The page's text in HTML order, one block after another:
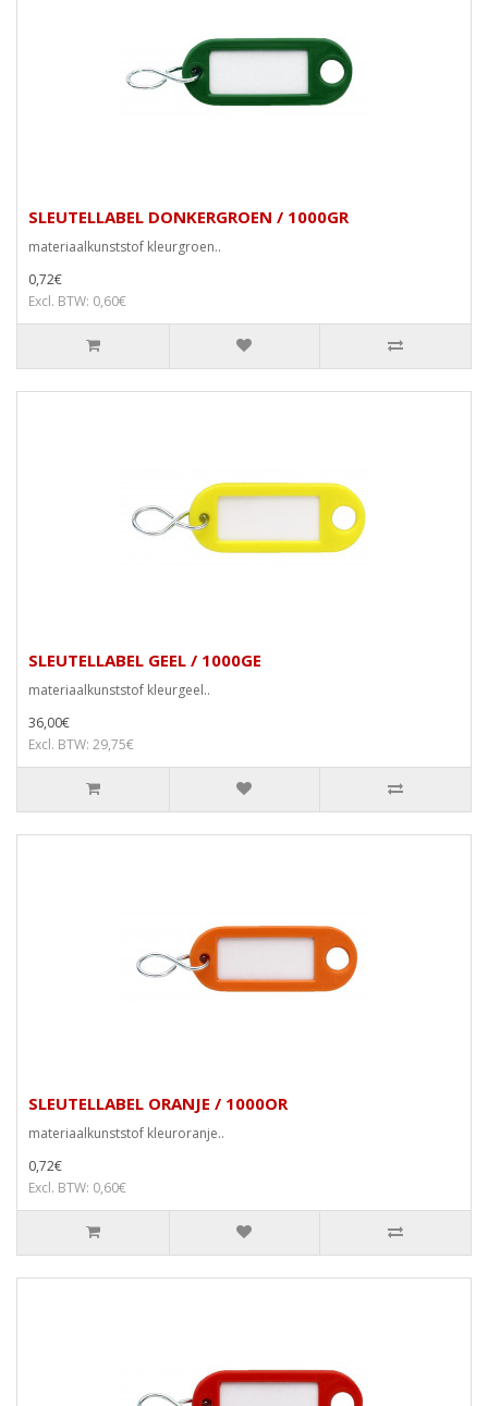
SLEUTELLABEL DONKERGROEN / 1000GR
materiaalkunststof kleurgroen..
0,72€
Excl. BTW: 0,60€
SLEUTELLABEL GEEL / 1000GE
materiaalkunststof kleurgeel..
36,00€
Excl. BTW: 29,75€
SLEUTELLABEL ORANJE / 1000OR
materiaalkunststof kleuroranje..
0,72€
Excl. BTW: 0,60€